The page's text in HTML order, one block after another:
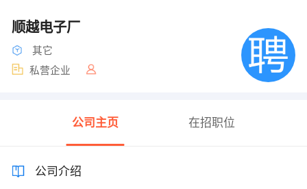
顺越电子厂
其它
私营企业
公司主页 在招职位
公司介绍